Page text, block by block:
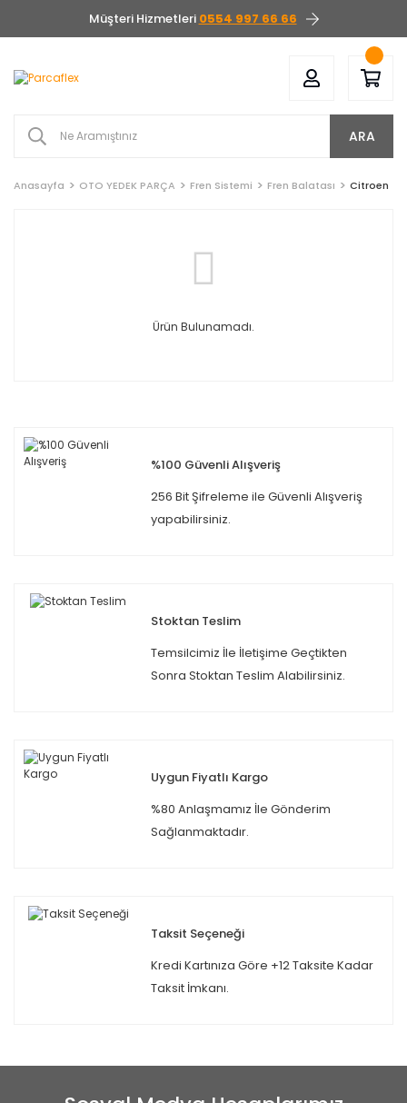
Müşteri Hizmetleri 0554 997 66 66
ARA
Anasayfa OTO YEDEK PARÇA Fren Sistemi Fren Balatası Citroen
Ürün Bulunamadı.
%100 Güvenli Alışveriş
256 Bit Şifreleme ile Güvenli Alışveriş
yapabilirsiniz.
Stoktan Teslim
Temsilcimiz İle İletişime Geçtikten
Sonra Stoktan Teslim Alabilirsiniz.
Uygun Fiyatlı Kargo
%80 Anlaşmamız İle Gönderim
Sağlanmaktadır.
Taksit Seçeneği
Kredi Kartınıza Göre +12 Taksite Kadar
Taksit İmkanı.